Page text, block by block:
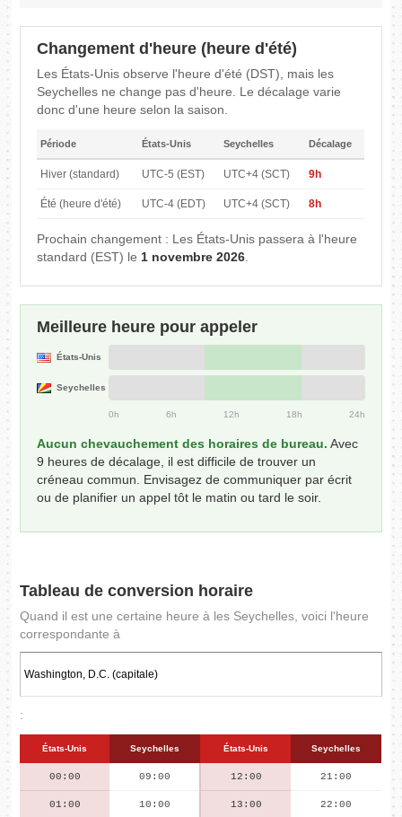
Changement d'heure (heure d'été)
Les États-Unis observe l'heure d'été (DST), mais les
Seychelles ne change pas d'heure. Le décalage varie
donc d'une heure selon la saison.
Période États-Unis Seychelles Décalage
Hiver (standard) UTC-5 (EST) UTC+4 (SCT) 9h
Été (heure d'été) UTC-4 (EDT) UTC+4 (SCT) 8h
Prochain changement : Les États-Unis passera à l'heure
standard (EST) le1 novembre 2026.
Meilleure heure pour appeler
États-Unis
Seychelles
0h 6h 12h 18h 24h
Aucun chevauchement des horaires de bureau. Avec
9 heures de décalage, il est difficile de trouver un
créneau commun. Envisagez de communiquer par écrit
ou de planifier un appel tôt le matin ou tard le soir.
Tableau de conversion horaire
Quand il est une certaine heure à les Seychelles, voici l'heure
correspondante à
:
États-Unis Seychelles États-Unis Seychelles
00:00 09:00 12:00 21:00
01:00 10:00 13:00 22:00